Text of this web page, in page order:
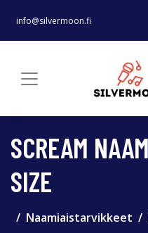
info@silvermoon.fi
SCREAM
SIZE
Naamiaistarvikkeet